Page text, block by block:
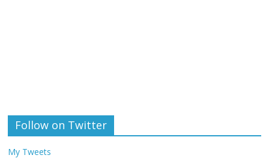
Follow on Twitter
My Tweets